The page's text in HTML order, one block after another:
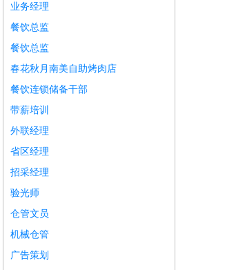
业务经理
餐饮总监
餐饮总监
春花秋月南美自助烤肉店
餐饮连锁储备干部
带薪培训
外联经理
省区经理
招采经理
验光师
仓管文员
机械仓管
广告策划